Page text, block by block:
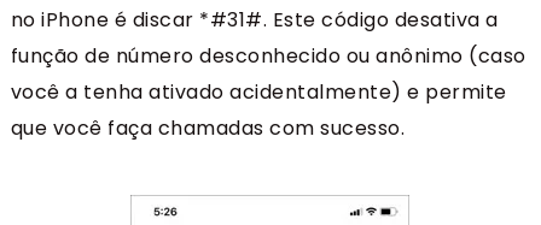
no iPhone é discar *#31#. Este código desativa a
função de número desconhecido ou anônimo (caso
você a tenha ativado acidentalmente) e permite
que você faça chamadas com sucesso.